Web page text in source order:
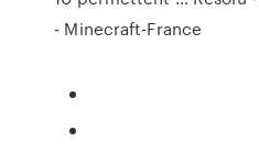
- Minecraft-France